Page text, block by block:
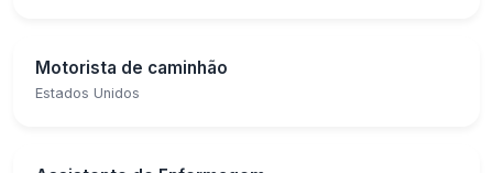
Motorista de caminhão
Estados Unidos